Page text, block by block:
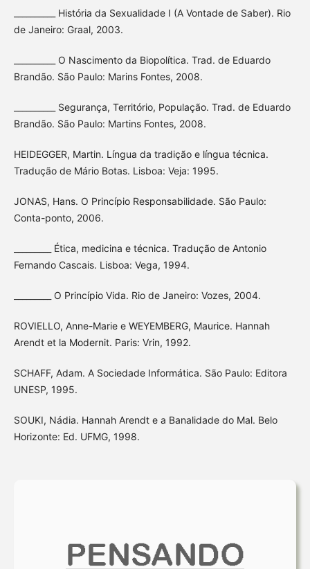
__________ História da Sexualidade I (A Vontade de Saber). Rio
de Janeiro: Graal, 2003.
__________ O Nascimento da Biopolítica. Trad. de Eduardo
Brandão. São Paulo: Marins Fontes, 2008.
__________ Segurança, Território, População. Trad. de Eduardo
Brandão. São Paulo: Martins Fontes, 2008.
HEIDEGGER, Martin. Língua da tradição e língua técnica.
Tradução de Mário Botas. Lisboa: Veja: 1995.
JONAS, Hans. O Princípio Responsabilidade. São Paulo:
Conta-ponto, 2006.
_________ Ética, medicina e técnica. Tradução de Antonio
Fernando Cascais. Lisboa: Vega, 1994.
_________ O Princípio Vida. Rio de Janeiro: Vozes, 2004.
ROVIELLO, Anne-Marie e WEYEMBERG, Maurice. Hannah
Arendt et la Modernit. Paris: Vrin, 1992.
SCHAFF, Adam. A Sociedade Informática. São Paulo: Editora
UNESP, 1995.
SOUKI, Nádia. Hannah Arendt e a Banalidade do Mal. Belo
Horizonte: Ed. UFMG, 1998.